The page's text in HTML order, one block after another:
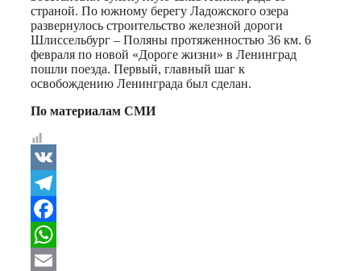
страной. По южному берегу Ладожского озера
развернулось строительство железной дороги
Шлиссельбург – Поляны протяженностью 36 км. 6
февраля по новой «Дороге жизни» в Ленинград
пошли поезда. Первый, главный шаг к
освобождению Ленинграда был сделан.
По материалам СМИ
VK
Telegram
Facebook
WhatsApp